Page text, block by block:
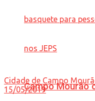
Campo Mourão
Cidade de Campo
15/05/2019